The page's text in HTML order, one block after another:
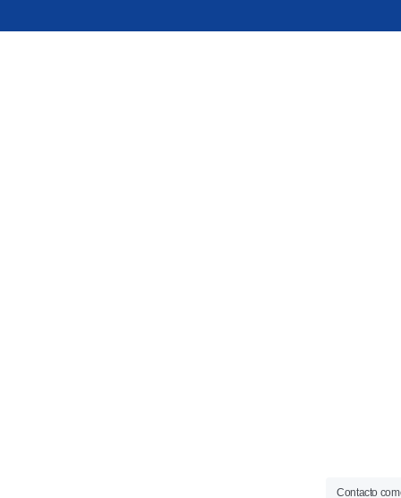
Contacto